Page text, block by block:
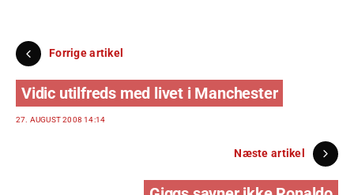
Forrige artikel
Vidic utilfreds med livet i Manchester
27. AUGUST 2008 14:14
Næste artikel